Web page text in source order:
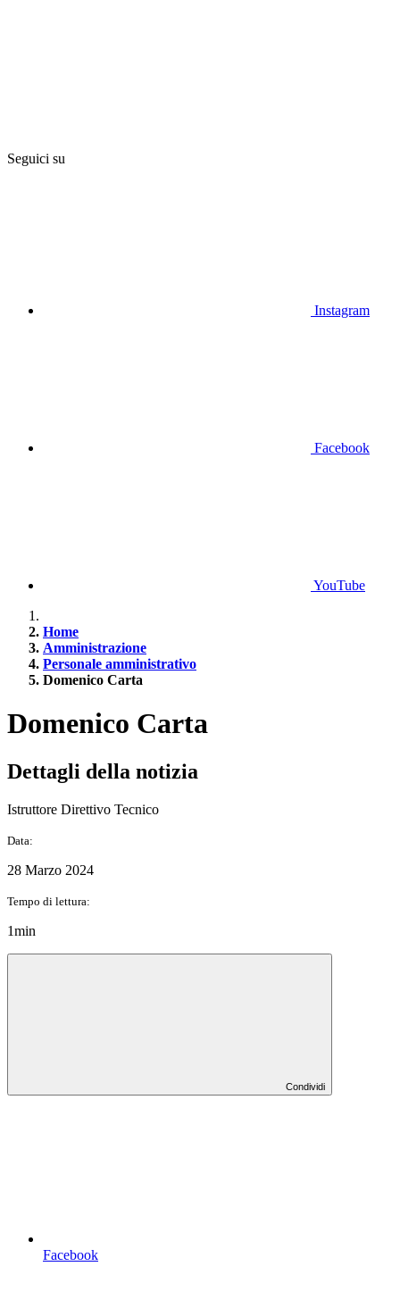
Seguici su
Instagram
Facebook
YouTube
Home
Amministrazione
Personale amministrativo
Domenico Carta
Domenico Carta
Dettagli della notizia
Istruttore Direttivo Tecnico
Data:
28 Marzo 2024
Tempo di lettura:
1min
Condividi
Facebook